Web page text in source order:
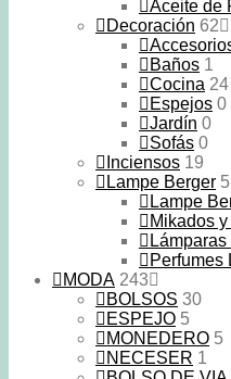
Aceite de
Decoración 62
Baños 1
Cocina 24
Espejos 0
Jardín 0
Sofás 0
Inciensos 19
Lampe Berger
Lampe
Mikados
Perfumes
MODA 243
BOLSOS 30
ESPEJO 5
MONEDERO 5
NECESER 1